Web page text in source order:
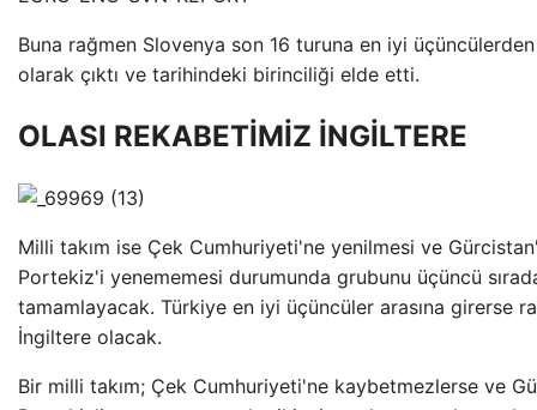
Buna rağmen Slovenya son 16 turuna en iyi
olarak çıktı ve tarihindeki birinciliği elde etti.
OLASI REKABETİMİZ İNGİLTERE
Milli takım ise Çek Cumhuriyeti'ne yenilmesi ve
Portekiz'i yenememesi durumunda grubunu üçüncü
tamamlayacak. Türkiye en iyi üçüncüler arasına girerse
İngiltere olacak.
Bir milli takım; Çek Cumhuriyeti'ne kaybetmezlerse ve